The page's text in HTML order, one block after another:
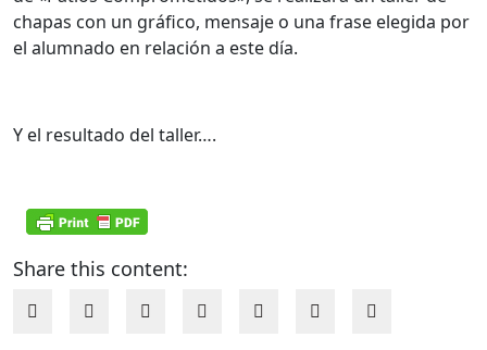
chapas con un gráfico, mensaje o una frase elegida por
el alumnado en relación a este día.
Y el resultado del taller….
Share this content: